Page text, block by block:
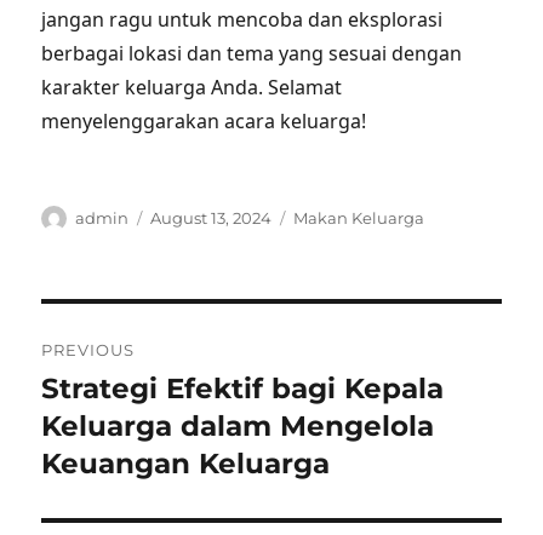
jangan ragu untuk mencoba dan eksplorasi
berbagai lokasi dan tema yang sesuai dengan
karakter keluarga Anda. Selamat
menyelenggarakan acara keluarga!
Author
admin
Posted
August 13, 2024 Categories
Makan Keluarga
navigation
PREVIOUS
Previous
post:
Strategi Efektif bagi Kepala
Keluarga dalam Mengelola
Keuangan Keluarga